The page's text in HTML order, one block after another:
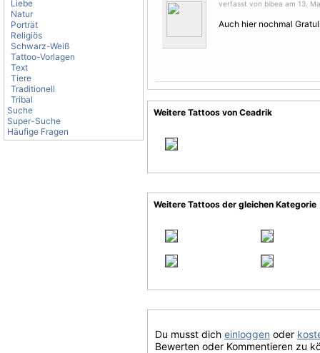
Liebe
Natur
Porträt
Religiös
Schwarz-Weiß
Tattoo-Vorlagen
Text
Tiere
Traditionell
Tribal
Suche
Super-Suche
Häufige Fragen
verfasst von bibea am 13.
Auch hier nochmal
Weitere Tattoos von Ceadrik
Weitere Tattoos der gleichen Kategorie
Du musst dich einloggen oder
Bewerten oder Kommentieren zu